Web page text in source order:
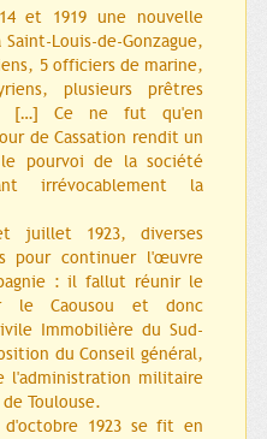
et 1919 une nouvelle
Louis-de-Gonzague,
5 officiers de marine,
plusieurs prêtres
[…] Ce ne fut qu'en
de Cassation rendit un
pourvoi de la société
irrévocablement la
juillet 1923, diverses
pour continuer l'œuvre
: il fallut réunir le
le Caousou et donc
Immobilière du Sud-
du Conseil général,
l'administration militaire
Toulouse.
1923 se fit en